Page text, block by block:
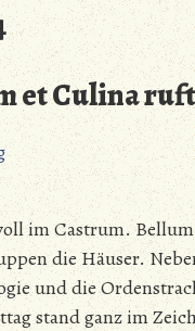
et Culina
im Castrum.
die Häuser.
und die
stand ganz im